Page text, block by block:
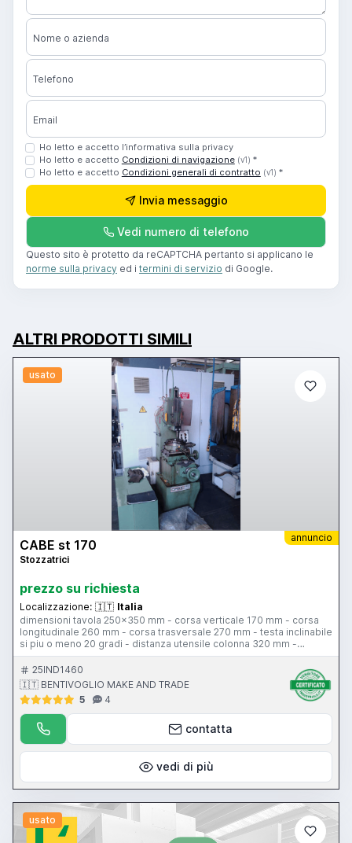
Nome o azienda
Telefono
Email
Ho letto e accetto l’informativa sulla privacy
Ho letto e accetto Condizioni di navigazione (v1) *
Ho letto e accetto Condizioni generali di contratto (v1) *
Invia messaggio
Vedi numero di telefono
Questo sito è protetto da reCAPTCHA pertanto si applicano le
norme sulla privacy ed i termini di servizio di Google.
ALTRI PRODOTTI SIMILI
usato
annuncio
CABE st 170
Stozzatrici
prezzo su richiesta
Localizzazione: 🇮🇹 Italia
dimensioni tavola 250x350 mm - corsa verticale 170 mm - corsa
longitudinale 260 mm - corsa trasversale 270 mm - testa inclinabile
si piu o meno 20 gradi - distanza utensile colonna 320 mm -
distanza colonna piattaforma 340 mm - tavola a dividere diam. 290
25IND1460
🇮🇹 BENTIVOGLIO MAKE AND TRADE
5
4
contatta
vedi di più
usato